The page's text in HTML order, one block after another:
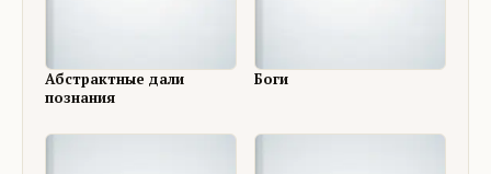
Абстрактные дали
познания
Боги